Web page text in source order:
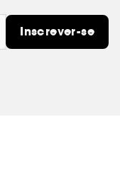
Inscrever-se